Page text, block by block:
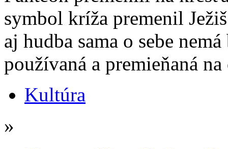
symbol kríža premenil
aj hudba sama o sebe
používaná a premieňaná na
Kultúra
»